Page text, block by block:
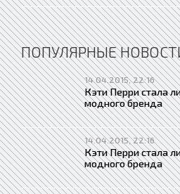
ПОПУЛЯРНЫЕ
14.04.2015, 22:16
Кэти Перри стала
модного бренда
14.04.2015, 22:16
Кэти Перри стала
модного бренда